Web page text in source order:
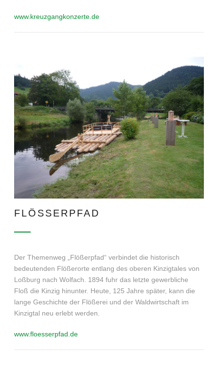
www.kreuzgangkonzerte.de
FLÖSSERPFAD
Der Themenweg „Flößerpfad“ verbindet die historisch
bedeutenden Flößerorte entlang des oberen Kinzigtales von
Loßburg nach Wolfach. 1894 fuhr das letzte gewerbliche
Floß die Kinzig hinunter. Heute, 125 Jahre später, kann die
lange Geschichte der Flößerei und der Waldwirtschaft im
Kinzigtal neu erlebt werden.
www.floesserpfad.de